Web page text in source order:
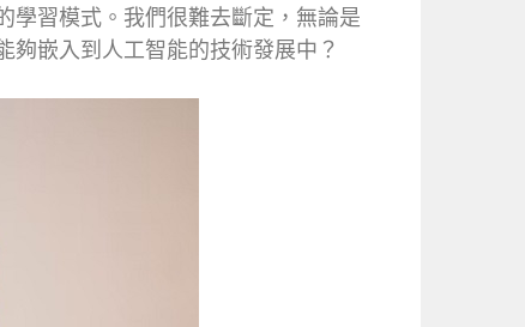
學習模式。我們很難去斷定，無論是
夠嵌入到人工智能的技術發展中？